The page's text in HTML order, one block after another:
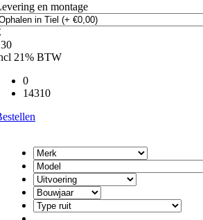
en montage
21% BTW
0
14310